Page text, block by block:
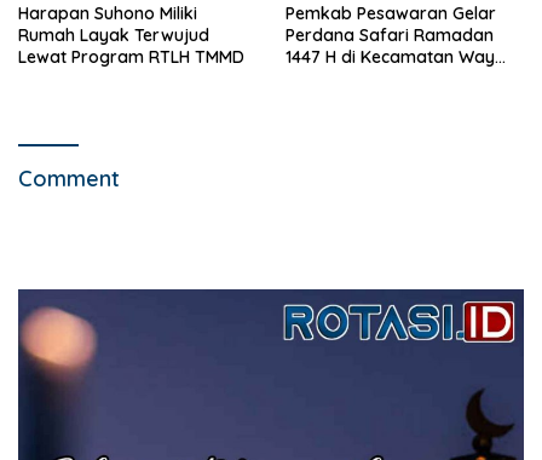
Harapan Suhono Miliki
Rumah Layak Terwujud
Lewat Program RTLH TMMD
Pemkab Pesawaran Gelar
Perdana Safari Ramadan
1447 H di Kecamatan Way
Comment